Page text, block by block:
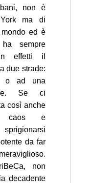
non è
ma di
ed è
sempre
effetti il
due strade:
o ad una
Se ci
così anche
caos e
sprigionarsi
da far
non
decadente